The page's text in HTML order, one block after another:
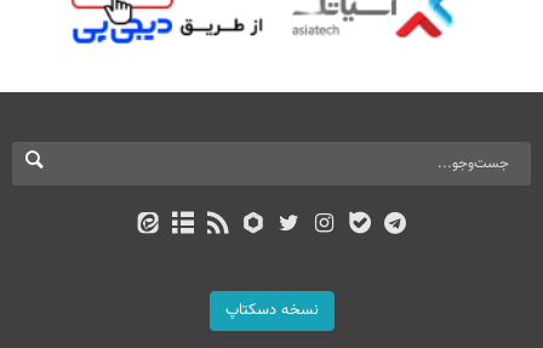
نسخه دسکتاپ